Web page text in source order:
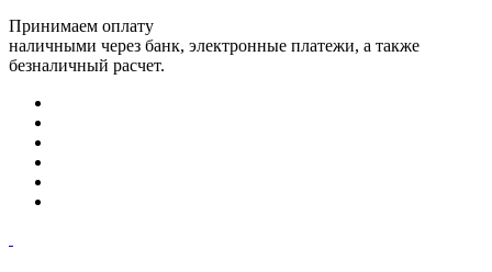
Принимаем оплату
наличными через банк, электронные платежи, а также
безналичный расчет.